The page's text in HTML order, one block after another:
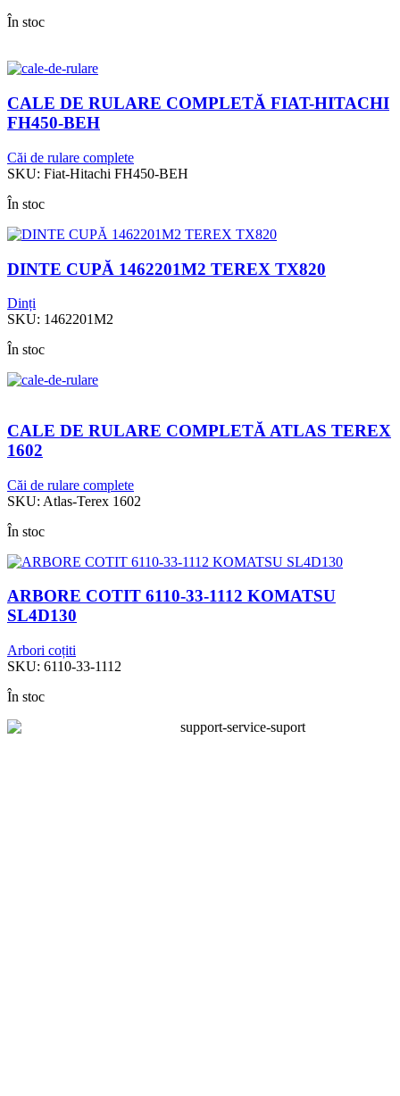
În stoc
CALE DE RULARE COMPLETĂ FIAT-HITACHI
FH450-BEH
Căi de rulare complete
SKU: Fiat-Hitachi FH450-BEH
În stoc
DINTE CUPĂ 1462201M2 TEREX TX820
Dinți
SKU: 1462201M2
În stoc
CALE DE RULARE COMPLETĂ ATLAS TEREX
1602
Căi de rulare complete
SKU: Atlas-Terex 1602
În stoc
ARBORE COTIT 6110-33-1112 KOMATSU
SL4D130
Arbori coțiti
SKU: 6110-33-1112
În stoc